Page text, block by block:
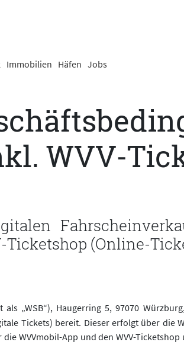
Immobilien Häfen Jobs
WVV-
(Online-
„WSB“), Haugerring 5, 97070
Tickets) bereit. Dieser erfolgt über die
WVVmobil-App und den WVV-